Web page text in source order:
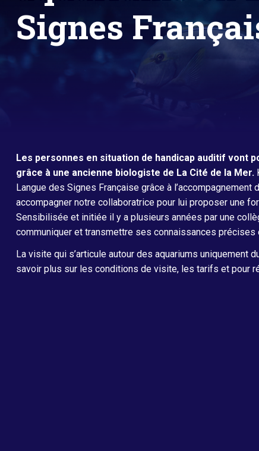
Signes
Les personnes en situation de handicap auditif vont
grâce à une ancienne biologiste de La Cité de la Mer.
Langue des Signes Française grâce à
accompagner notre collaboratrice pour lui proposer une
Sensibilisée et initiée il y a plusieurs années par une
communiquer et transmettre ses connaissances
La visite qui s’articule autour des aquariums uniquement
savoir plus sur les conditions de visite, les tarifs et pour